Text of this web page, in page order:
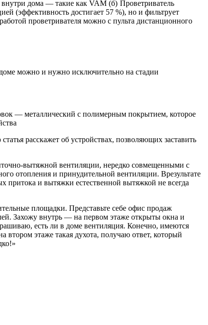
внутри дома — такие как VAM (б) Проветриватель
(эффективность достигает 57 %), но и фильтрует
проветривателя можно с пульта дистанционного
можно и нужно исключительно на стадии
— металлический с полимерным покрытием, которое
расскажет об устройствах, позволяющих заставить
вытяжной вентиляции, нередко совмещенными с
отопления и принудительной вентиляции. Врезультате
притока и вытяжки естественной вытяжкой не всегда
площадки. Представьте себе офис продаж
Захожу внутрь — на первом этаже открыты окна и
есть ли в доме вентиляция. Конечно, имеются
этаже такая духота, получаю ответ, который